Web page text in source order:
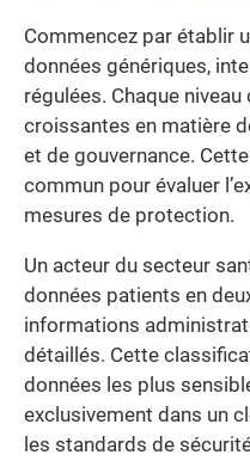
Commencez par établir
données génériques,
régulées. Chaque
croissantes en matière
et de gouvernance.
commun pour évaluer
mesures de protection.
Un acteur du secteur
données patients en
informations
détaillés. Cette
données les plus
exclusivement dans un
les standards de